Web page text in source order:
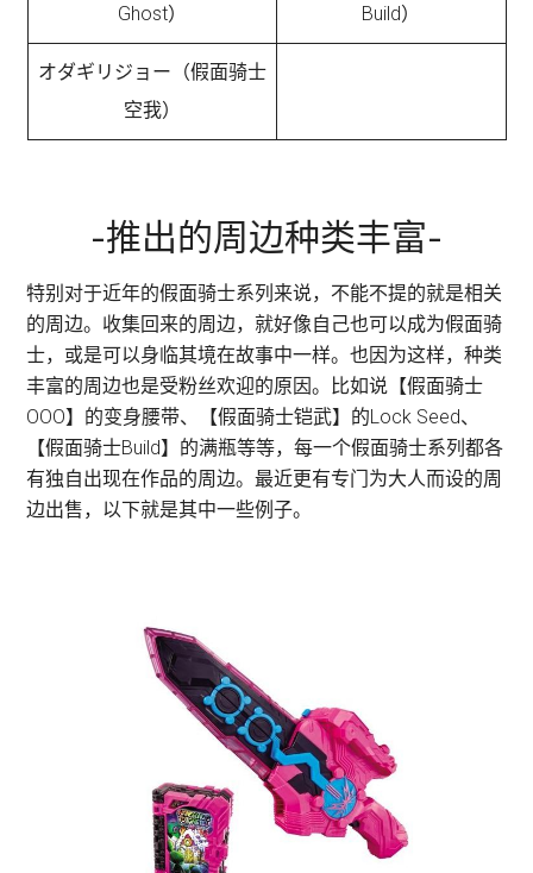
Ghost） Build）
オダギリジョー（假面骑士
空我）
-推出的周边种类丰富-
特别对于近年的假面骑士系列来说，不能不提的就是相关
的周边。收集回来的周边，就好像自己也可以成为假面骑
士，或是可以身临其境在故事中一样。也因为这样，种类
丰富的周边也是受粉丝欢迎的原因。比如说【假面骑士
OOO】的变身腰带、
【假面骑士铠武】的Lock Seed、
【假面骑士Build】的满瓶等等，每一个假面骑士系列都各
有独自出现在作品的周边。最近更有专门为大人而设的周
边出售，以下就是其中一些例子。